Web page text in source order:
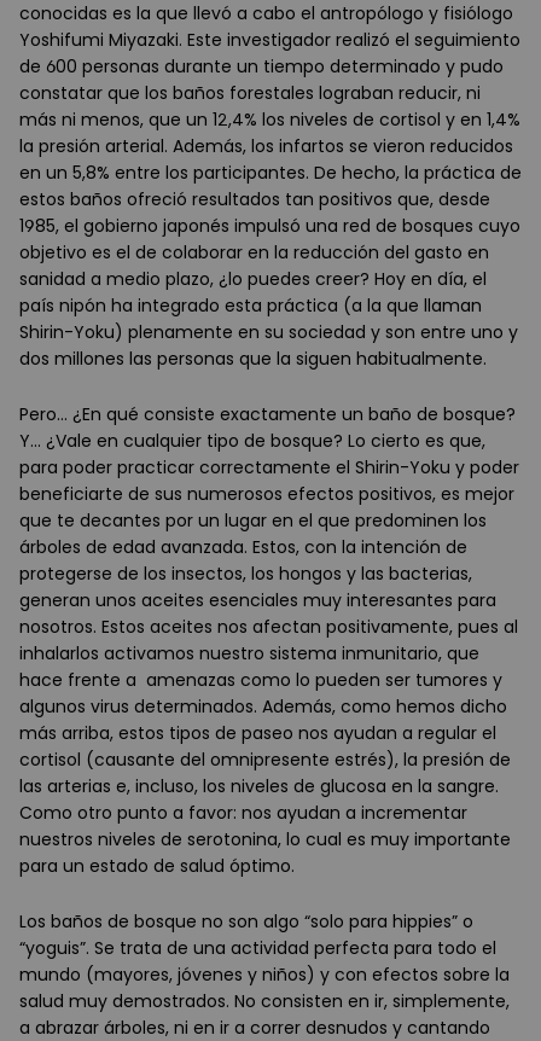
conocidas es la que llevó a cabo el antropólogo y fisiólogo
Yoshifumi Miyazaki. Este investigador realizó el seguimiento
de 600 personas durante un tiempo determinado y pudo
constatar que los baños forestales lograban reducir, ni
más ni menos, que un 12,4% los niveles de cortisol y en 1,4%
la presión arterial. Además, los infartos se vieron reducidos
en un 5,8% entre los participantes. De hecho, la práctica de
estos baños ofreció resultados tan positivos que, desde
1985, el gobierno japonés impulsó una red de bosques cuyo
objetivo es el de colaborar en la reducción del gasto en
sanidad a medio plazo, ¿lo puedes creer? Hoy en día, el
país nipón ha integrado esta práctica (a la que llaman
Shirin-Yoku) plenamente en su sociedad y son entre uno y
dos millones las personas que la siguen habitualmente.
Pero... ¿En qué consiste exactamente un baño de bosque?
Y... ¿Vale en cualquier tipo de bosque? Lo cierto es que,
para poder practicar correctamente el Shirin-Yoku y poder
beneficiarte de sus numerosos efectos positivos, es mejor
que te decantes por un lugar en el que predominen los
árboles de edad avanzada. Estos, con la intención de
protegerse de los insectos, los hongos y las bacterias,
generan unos aceites esenciales muy interesantes para
nosotros. Estos aceites nos afectan positivamente, pues al
inhalarlos activamos nuestro sistema inmunitario, que
hace frente a amenazas como lo pueden ser tumores y
algunos virus determinados. Además, como hemos dicho
más arriba, estos tipos de paseo nos ayudan a regular el
cortisol (causante del omnipresente estrés), la presión de
las arterias e, incluso, los niveles de glucosa en la sangre.
Como otro punto a favor: nos ayudan a incrementar
nuestros niveles de serotonina, lo cual es muy importante
para un estado de salud óptimo.
Los baños de bosque no son algo “solo para hippies” o
“yoguis”. Se trata de una actividad perfecta para todo el
mundo (mayores, jóvenes y niños) y con efectos sobre la
salud muy demostrados. No consisten en ir, simplemente,
a abrazar árboles, ni en ir a correr desnudos y cantando